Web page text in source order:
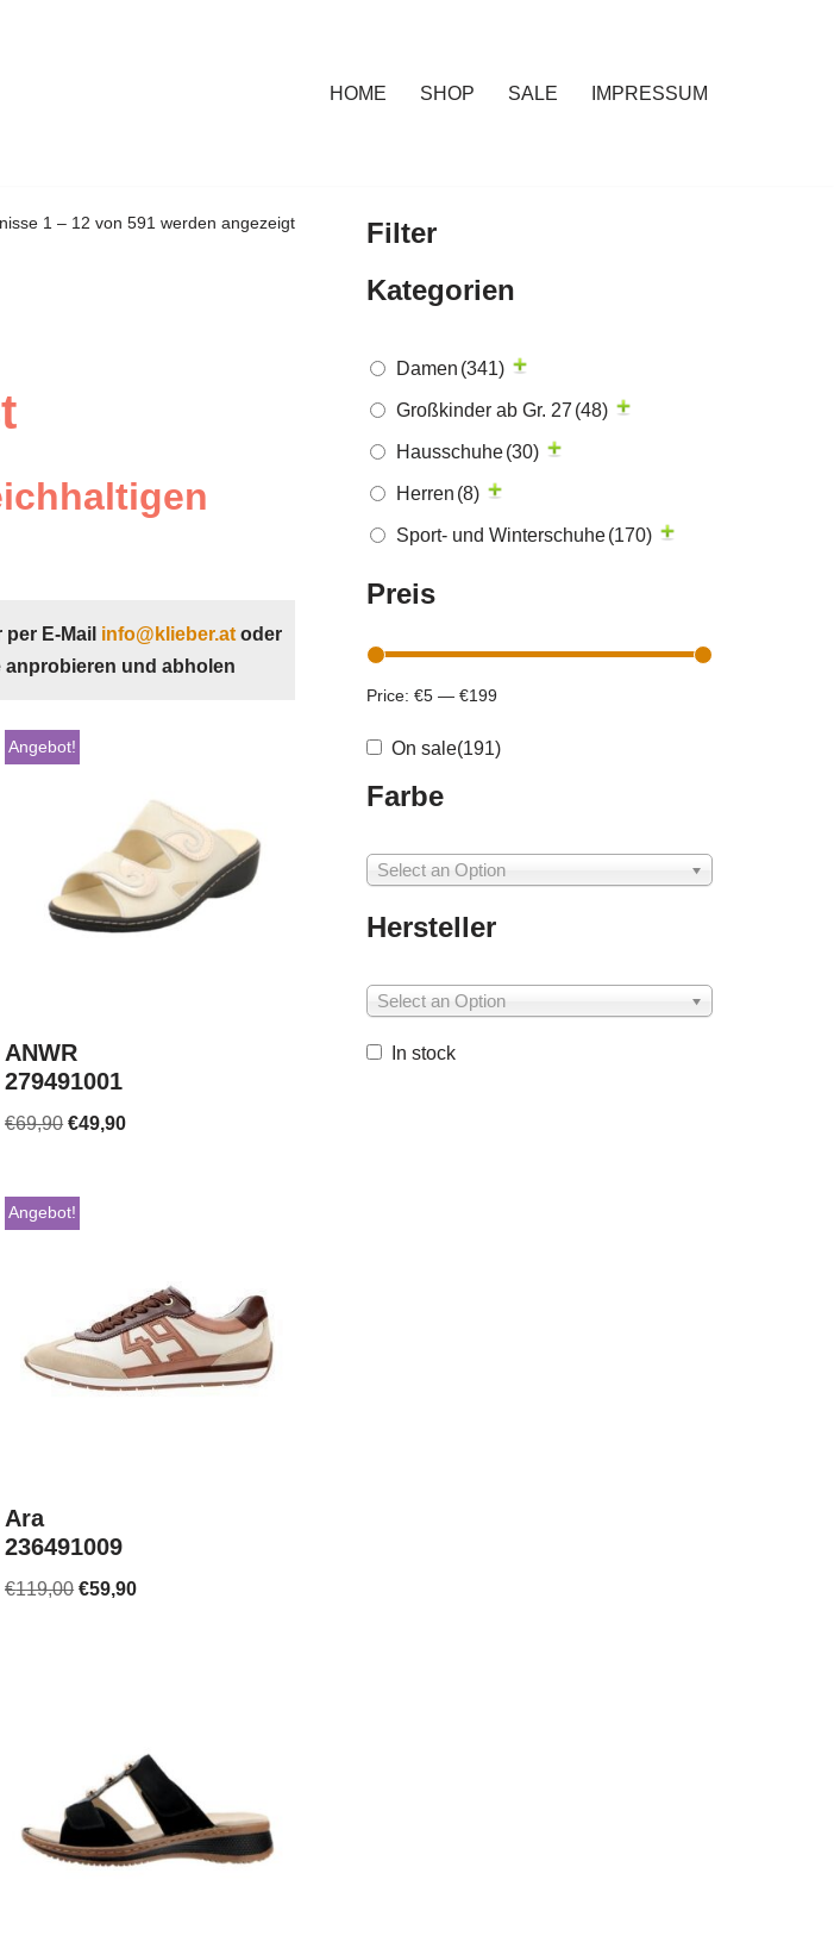
HOME SHOP SALE IMPRESSUM
1 – 12 von 591 werden angezeigt
E-Mail info@klieber.at oder
und abholen
Angebot!
ANWR
279491001
€69,90 €49,90
Angebot!
Ara
236491009
€119,00 €59,90
Filter
Kategorien
Damen (341)
Großkinder ab Gr. 27 (48)
Hausschuhe(30)
Herren (8)
Sport- und Winterschuhe(170)
Preis
Price: €5 — €199
On sale(191)
Farbe
Select an Option
Hersteller
Select an Option
In stock